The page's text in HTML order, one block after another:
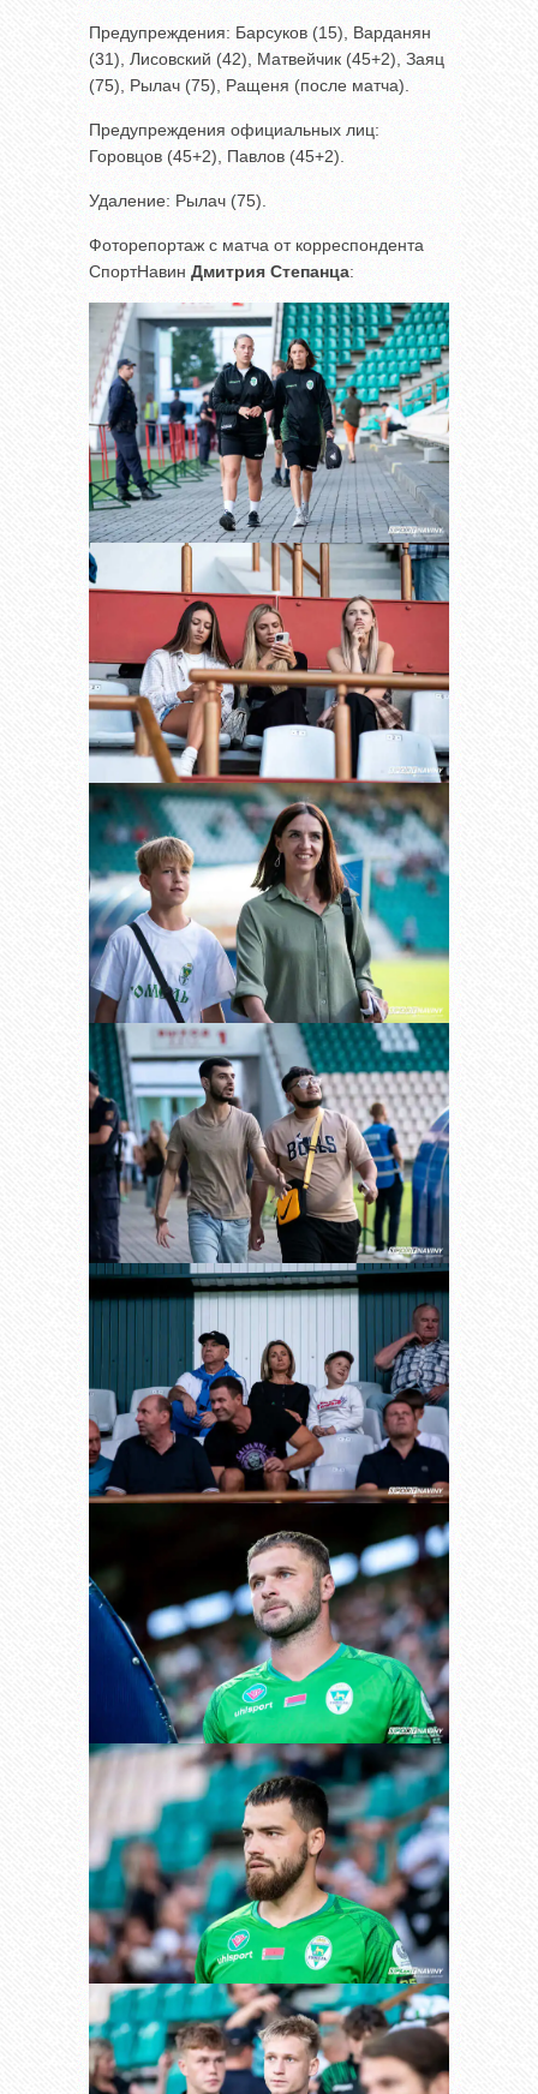
Предупреждения: Барсуков (15), Варданян
(31), Лисовский (42), Матвейчик (45+2), Заяц
(75), Рылач (75), Ращеня (после матча).
Предупреждения официальных лиц:
Горовцов (45+2), Павлов (45+2).
Удаление: Рылач (75).
Фоторепортаж с матча от корреспондента
СпортНавин Дмитрия Степанца: